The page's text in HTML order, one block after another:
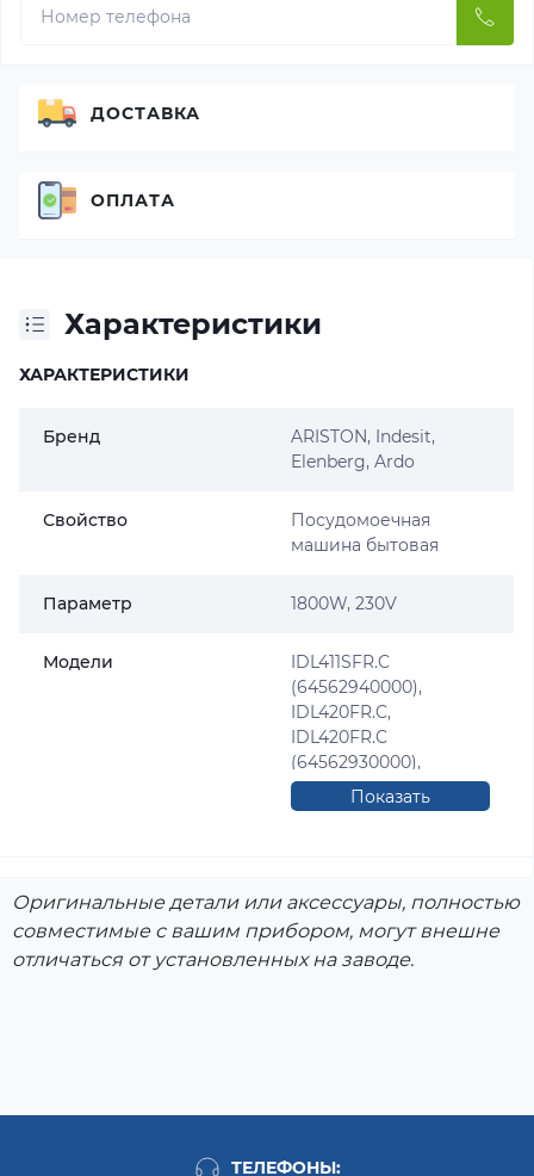
Характеристики
ХАРАКТЕРИСТИКИ
Бренд ARISTON, Indesit,
Elenberg, Ardo
Свойство
Посудомоечная
машина бытовая
Параметр 1800W, 230V
Модели
IDL411SFR.C
(64562940000),
IDL420FR.C,
IDL420FR.C
(64562930000),
IDL42SK.C, IDL42SK.C
(64571160000), DI420.C,
(37341440000),
CISLI420.C, CISLI420.C
(64406460000),
IDL40EU
IDL40EU.C, IDL40EU.C
Показать
полностью
ДОСТАВКА
ОПЛАТА
Оригинальные детали или аксессуары, полностью
совместимые с вашим прибором, могут внешне
отличаться от установленных на заводе.
ТЕЛЕФОНЫ: